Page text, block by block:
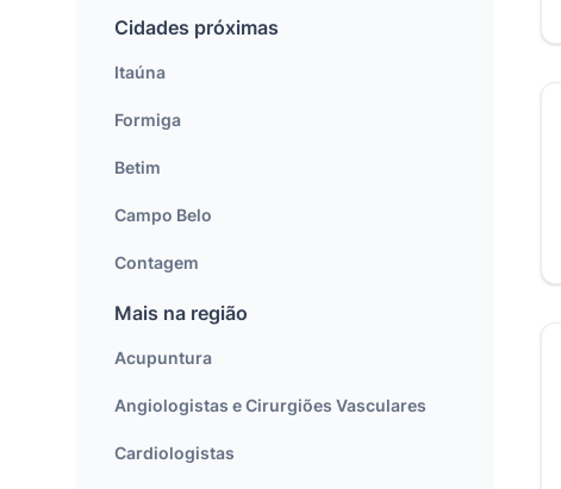
Cidades próximas
Itaúna
Formiga
Betim
Campo Belo
Contagem
Mais na região
Acupuntura
Angiologistas e Cirurgiões Vasculares
Cardiologistas